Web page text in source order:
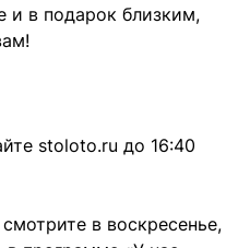
и в подарок близким,
stoloto.ru до 16:40
в воскресенье,